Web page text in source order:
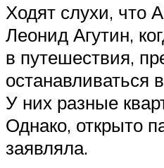
Ходят слухи, что
Леонид Агутин,
в путешествия,
останавливаться
У них разные
Однако, открыто
заявляла.